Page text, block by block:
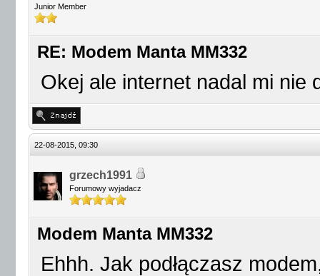
Junior Member
RE: Modem Manta MM332
Okej ale internet nadal mi nie
22-08-2015, 09:30
grzech1991
Forumowy wyjadacz
Modem Manta MM332
Ehhh. Jak podłączasz